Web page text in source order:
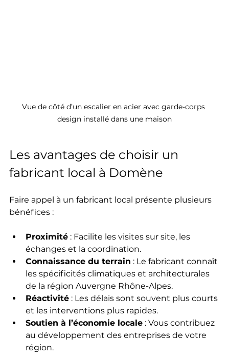
Vue de côté d’un escalier en acier avec garde-corps
design installé dans une maison
Les avantages de choisir un
fabricant local à Domène
Faire appel à un fabricant local présente plusieurs
bénéfices :
Proximité : Facilite les visites sur site, les
échanges et la coordination.
Connaissance du terrain : Le fabricant connaît
les spécificités climatiques et architecturales
de la région Auvergne Rhône-Alpes.
Réactivité : Les délais sont souvent plus courts
et les interventions plus rapides.
Soutien à l’économie locale : Vous contribuez
au développement des entreprises de votre
région.